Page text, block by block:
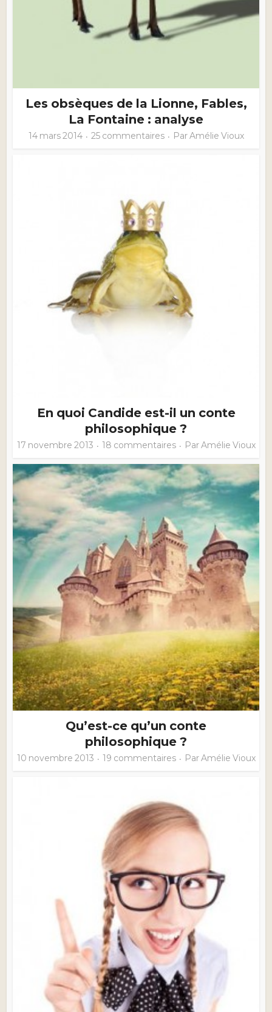
Les obsèques de la Lionne, Fables,
La Fontaine : analyse
14 mars 2014 25 commentaires ParAmélie Vioux
En quoi Candide est-il un conte
philosophique ?
17 novembre 2013 18 commentaires ParAmélie Vioux
Qu’est-ce qu’un conte
philosophique ?
10 novembre 2013 19 commentaires ParAmélie Vioux